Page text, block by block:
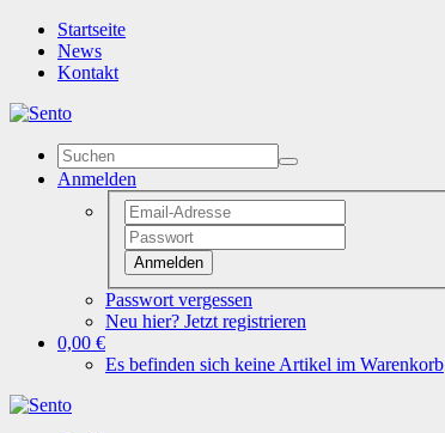
Startseite
News
Kontakt
Anmelden
Anmelden
Passwort vergessen
Neu hier? Jetzt registrieren
0,00 €
Es befinden sich keine Artikel im Warenkorb